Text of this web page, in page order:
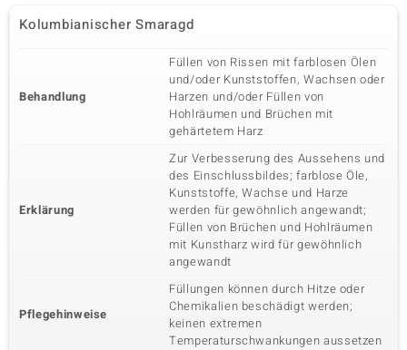
Kolumbianischer Smaragd
Behandlung
Füllen von Rissen mit farblosen Ölen
und/oder Kunststoffen, Wachsen oder
Harzen und/oder Füllen von
Hohlräumen und Brüchen mit
gehärtetem Harz
Erklärung
Zur Verbesserung des Aussehens und
des Einschlussbildes; farblose Öle,
Kunststoffe, Wachse und Harze
werden für gewöhnlich angewandt;
Füllen von Brüchen und Hohlräumen
mit Kunstharz wird für gewöhnlich
angewandt
Pflegehinweise
Füllungen können durch Hitze oder
Chemikalien beschädigt werden;
keinen extremen
Temperaturschwankungen aussetzen